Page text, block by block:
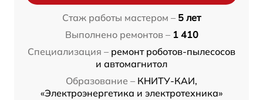
Стаж работы мастером – 5 лет
Выполнено ремонтов – 1 410
Специализация – ремонт роботов-пылесосов
и автомагнитол
Образование – КНИТУ-КАИ,
«Электроэнергетика и электротехника»